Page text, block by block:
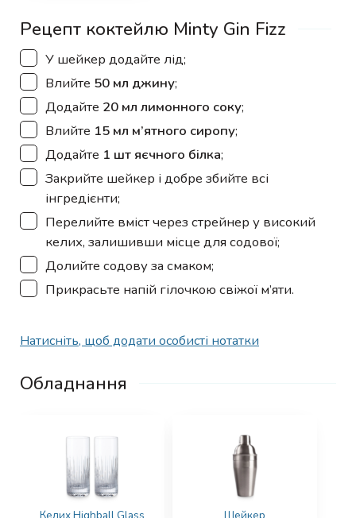
Рецепт коктейлю Minty Gin Fizz
▢
У шейкер додайте лід;
▢
Влийте 50 мл джину;
▢
Додайте 20 мл лимонного соку;
▢
Влийте 15 мл м’ятного сиропу;
▢
Додайте 1 шт яєчного білка;
▢
Закрийте шейкер і добре збийте всі
інгредієнти;
▢
Перелийте вміст через стрейнер у високий
келих, залишивши місце для содової;
▢
Долийте содову за смаком;
▢
Прикрасьте напій гілочкою свіжої м’яти.
Натисніть, щоб додати особисті нотатки
Обладнання